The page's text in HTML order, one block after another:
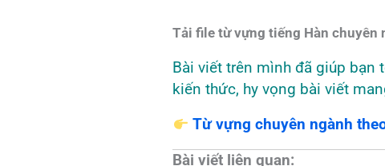
Tải file từ vựng tiếng Hàn chuyên
Bài viết trên mình đã giúp
kiến thức, hy vọng bài viết
Từ vựng chuyên ngành
Bài viết liên quan: